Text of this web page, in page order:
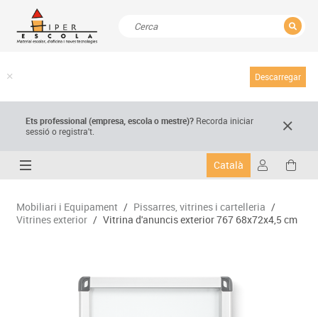
Descarregar
Ets professional (empresa,escola o mestre)? Recorda iniciar
sessió o registra't.
Català
Mobiliari i Equipament / Pissarres, vitrines i cartelleria /
Vitrines exterior / Vitrina d'anuncis exterior 767 68x72x4,5 cm